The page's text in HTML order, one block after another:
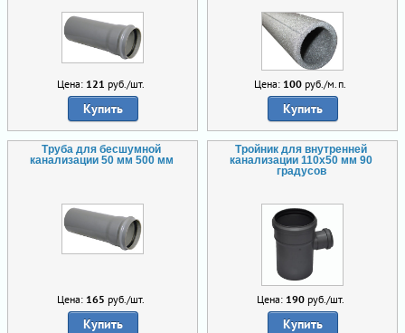
Цена: 121 руб./шт.
Купить
Цена: 100 руб./м.п.
Купить
Труба для бесшумной
канализации 50 мм 500 мм
Цена: 165 руб./шт.
Купить
Тройник для внутренней
канализации 110х50 мм 90
градусов
Цена: 190руб./шт.
Купить